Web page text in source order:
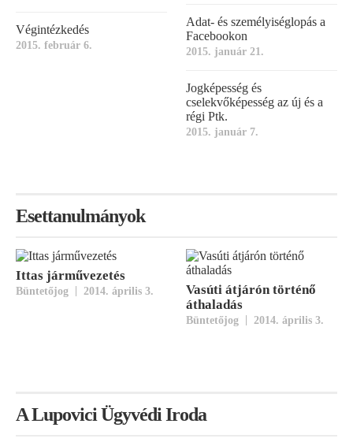
Végintézkedés
2015. február 6.
Adat- és személyiséglopás a
Facebookon
2015. január 21.
Jogképesség és
cselekvőképesség az új és a
régi Ptk.
2015. január 7.
Esettanulmányok
Ittas járművezetés
Büntetőjog | 2014. április 3.
Vasúti átjárón történő
áthaladás
Büntetőjog | 2014. április 3.
A Lupovici Ügyvédi Iroda